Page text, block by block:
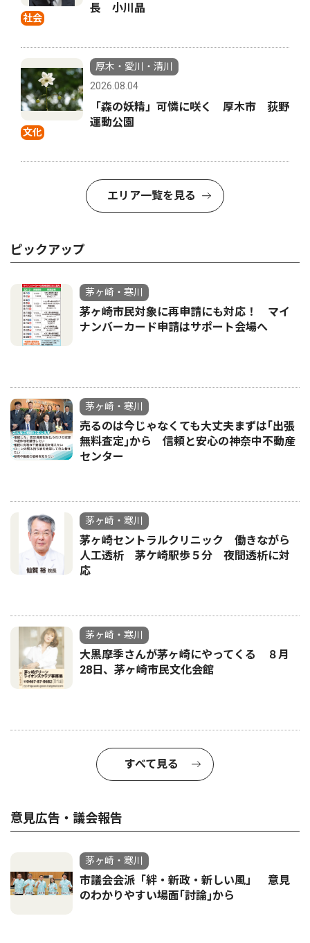
社会
長 小川晶
文化
厚木・愛川・清川
2026.08.04
「森の妖精」可憐に咲く 厚木市 荻野
運動公園
エリア一覧を見る
ピックアップ
茅ヶ崎・寒川
茅ヶ崎市民対象に再申請にも対応！ マイ
ナンバーカード申請はサポート会場へ
茅ヶ崎・寒川
売るのは今じゃなくても大丈夫まずは｢出張
無料査定｣から 信頼と安心の神奈中不動産
センター
茅ヶ崎・寒川
茅ヶ崎セントラルクリニック 働きながら
人工透析 茅ケ崎駅歩５分 夜間透析に対
応
茅ヶ崎・寒川
大黒摩季さんが茅ヶ崎にやってくる ８月
28日、茅ヶ崎市民文化会館
すべて見る
意見広告・議会報告
茅ヶ崎・寒川
市議会会派「絆・新政・新しい風」 意見
のわかりやすい場面｢討論｣から